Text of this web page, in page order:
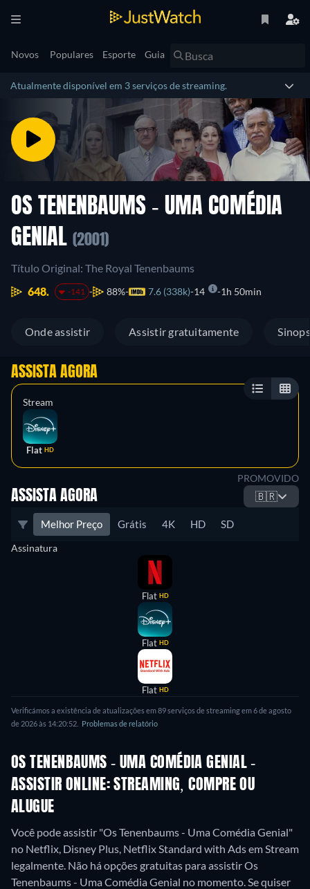
Novos Populares Esporte Guia
Atualmente disponível em 3 serviços de streaming.
OS TENENBAUMS - UMA COMÉDIA
GENIAL (2001)
Título Original: The Royal Tenenbaums
648.
-141 88% 7.6 (338k) 14 1h 50min
Onde assistir Assistir gratuitamente
ASSISTA AGORA
Stream
Flat HD
PROMOVIDO
ASSISTA AGORA 🇧🇷
Melhor Preço Grátis 4K HD SD
Assinatura
Flat HD
Flat HD
Flat HD
Verificámos a existência de atualizações em 89 serviços de streaming em 6 de agosto
de 2026 às 14:20:52.
Problemas de relatório
OS TENENBAUMS - UMA COMÉDIA GENIAL -
ASSISTIR ONLINE: STREAMING, COMPRE OU
ALUGUE
Você pode assistir "Os Tenenbaums - Uma Comédia Genial"
no Netflix, Disney Plus, Netflix Standard with Ads em Stream
legalmente. Não há opções gratuitas para assistir Os
Tenenbaums - Uma Comédia Genial no momento. Se quiser